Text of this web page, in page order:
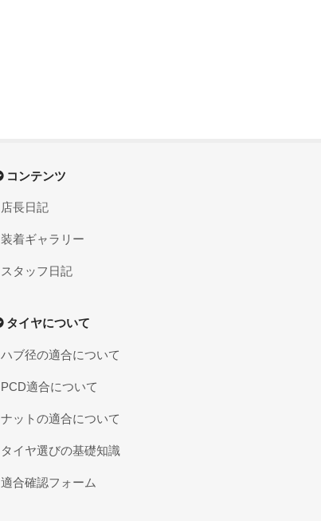
コンテンツ
店長日記
装着ギャラリー
スタッフ日記
タイヤについて
ハブ径の適合について
PCD適合について
ナットの適合について
タイヤ選びの基礎知識
適合確認フォーム